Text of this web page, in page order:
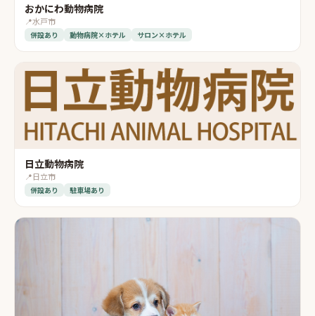
おかにわ動物病院
📍水戸市
併設あり 動物病院×ホテル サロン×ホテル
日立動物病院
📍日立市
併設あり 駐車場あり